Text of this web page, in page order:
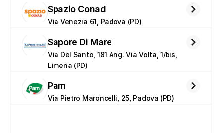
Spazio Conad
Via Venezia 61, Padova (PD)
Sapore Di Mare
Via Del Santo, 181 Ang. Via Volta, 1/bis,
Limena (PD)
Pam
Via Pietro Maroncelli, 25, Padova (PD)